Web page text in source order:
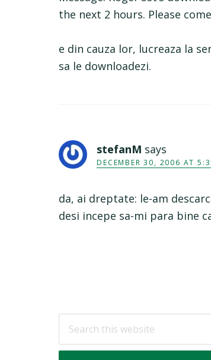
the next 2 hours. Please
e din cauza lor, lucreaza la
sa le downloadezi.
stefanM says
DECEMBER 30, 2006 AT
da, ai dreptate: le-am
desi incepe sa-mi para bine
Footer
website